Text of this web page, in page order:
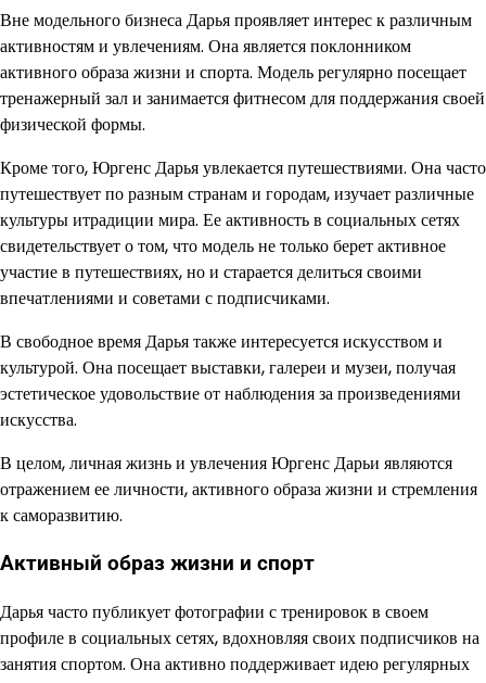
Вне модельного бизнеса Дарья проявляет интерес к различным
активностям и увлечениям. Она является поклонником
активного образа жизни и спорта. Модель регулярно посещает
тренажерный зал и занимается фитнесом для поддержания своей
физической формы.
Кроме того, Юргенс Дарья увлекается путешествиями. Она часто
путешествует по разным странам и городам, изучает различные
культуры итрадиции мира. Ее активность в социальных сетях
свидетельствует о том, что модель не только берет активное
участие в путешествиях, но и старается делиться своими
впечатлениями и советами с подписчиками.
В свободное время Дарья также интересуется искусством и
культурой. Она посещает выставки, галереи и музеи, получая
эстетическое удовольствие от наблюдения за произведениями
искусства.
В целом, личная жизнь и увлечения Юргенс Дарьи являются
отражением ее личности, активного образа жизни и стремления
к саморазвитию.
Активный образ жизни и спорт
Дарья часто публикует фотографии с тренировок в своем
профиле в социальных сетях, вдохновляя своих подписчиков на
занятия спортом. Она активно поддерживает идею регулярных